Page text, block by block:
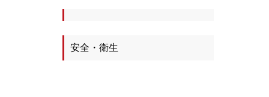
安全・衛生